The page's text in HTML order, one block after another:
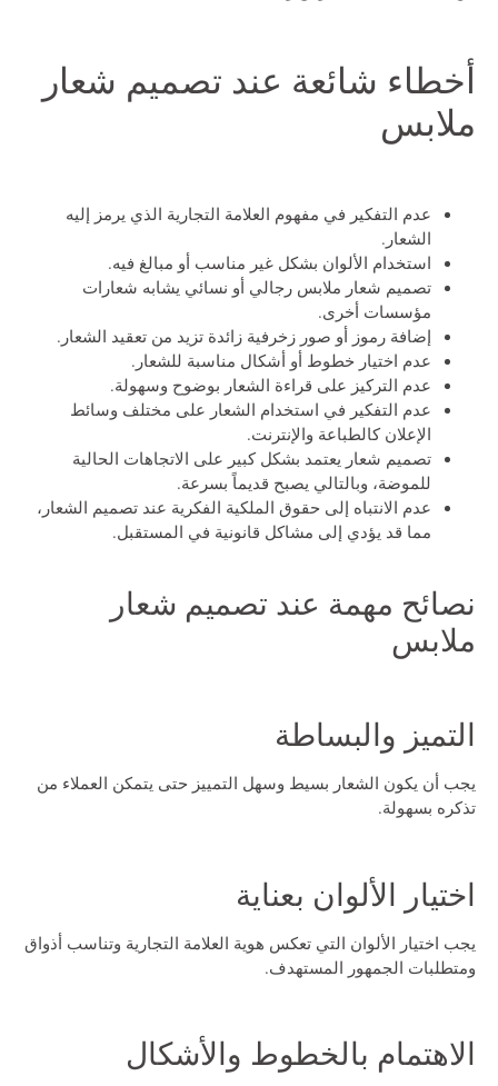
أخطاء شائعة عند تصميم شعار
ملابس
عدم التفكير في مفهوم العلامة التجارية الذي يرمز إليه
الشعار.
استخدام الألوان بشكل غير مناسب أو مبالغ فيه.
تصميم شعار ملابس رجالي أو نسائي يشابه شعارات
مؤسسات أخرى.
إضافة رموز أو صور زخرفية زائدة تزيد من تعقيد الشعار.
عدم اختيار خطوط أو أشكال مناسبة للشعار.
عدم التركيز على قراءة الشعار بوضوح وسهولة.
عدم التفكير في استخدام الشعار على مختلف وسائط
الإعلان كالطباعة والإنترنت.
تصميم شعار يعتمد بشكل كبير على الاتجاهات الحالية
للموضة، وبالتالي يصبح قديماً بسرعة.
عدم الانتباه إلى حقوق الملكية الفكرية عند تصميم الشعار،
مما قد يؤدي إلى مشاكل قانونية في المستقبل.
نصائح مهمة عند تصميم شعار
ملابس
التميز والبساطة
يجب أن يكون الشعار بسيط وسهل التمييز حتى يتمكن العملاء من
تذكره بسهولة.
اختيار الألوان بعناية
يجب اختيار الألوان التي تعكس هوية العلامة التجارية وتناسب أذواق
ومتطلبات الجمهور المستهدف.
الاهتمام بالخطوط والأشكال